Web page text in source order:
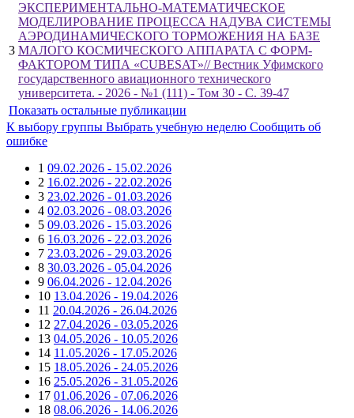
3
ЭКСПЕРИМЕНТАЛЬНО-МАТЕМАТИЧЕСКОЕ
МОДЕЛИРОВАНИЕ ПРОЦЕССА НАДУВА СИСТЕМЫ
АЭРОДИНАМИЧЕСКОГО ТОРМОЖЕНИЯ НА БАЗЕ
МАЛОГО КОСМИЧЕСКОГО АППАРАТА С ФОРМ-
ФАКТОРОМ ТИПА «CUBESAT»// Вестник Уфимского
государственного авиационного технического
университета. - 2026 - №1 (111) - Том 30 - С. 39-47
Показать остальные публикации
К выбору группы Выбрать учебную неделю Сообщить об
ошибке
1 09.02.2026 - 15.02.2026
2 16.02.2026 - 22.02.2026
3 23.02.2026 - 01.03.2026
4 02.03.2026 - 08.03.2026
5 09.03.2026 - 15.03.2026
6 16.03.2026 - 22.03.2026
7 23.03.2026 - 29.03.2026
8 30.03.2026 - 05.04.2026
9 06.04.2026 - 12.04.2026
10 13.04.2026 - 19.04.2026
11 20.04.2026 - 26.04.2026
12 27.04.2026 - 03.05.2026
13 04.05.2026 - 10.05.2026
14 11.05.2026 - 17.05.2026
15 18.05.2026 - 24.05.2026
16 25.05.2026 - 31.05.2026
17 01.06.2026 - 07.06.2026
18 08.06.2026 - 14.06.2026